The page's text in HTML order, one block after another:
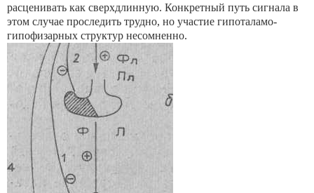
расценивать как сверхдлинную. Конкретный путь сигнала в
этом случае проследить трудно, но участие гипоталамо-
гипофизарных структур несомненно.